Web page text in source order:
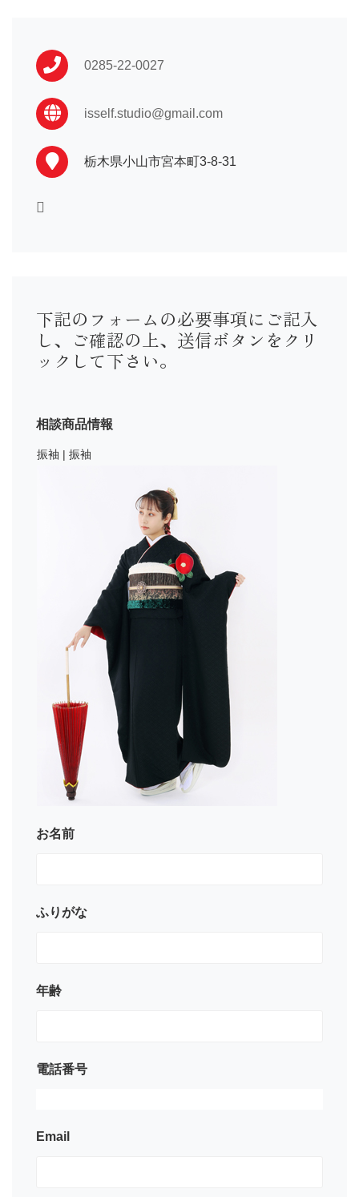
男性袴…33,000〜
訪問着…16,500〜
黒留袖…33,000〜
喪服 …16,500〜
せ下さい。
0285-22-0027
isself.studio@gmail.com
栃木県小山市宮本町3-8-31
下記のフォームの必要事項にご記入
し、ご確認の上、送信ボタンをクリ
ックして下さい。
相談商品情報
振袖 | 振袖
お名前
ふりがな
年齢
電話番号
Email